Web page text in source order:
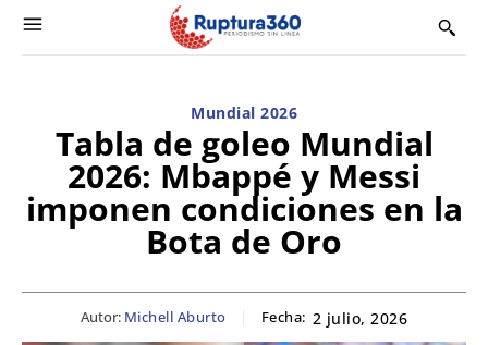
Mundial 2026
Tabla de goleo Mundial
2026: Mbappé y Messi
imponen condiciones en la
Bota de Oro
Autor: Michell Aburto Fecha: 2 julio, 2026